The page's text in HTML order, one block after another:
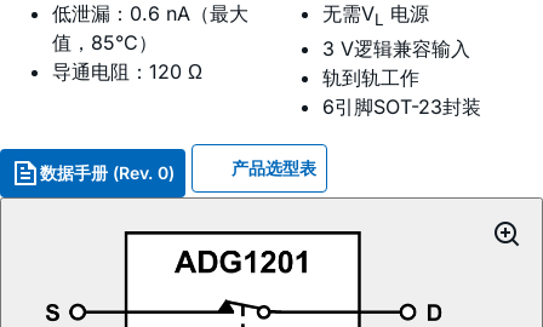
低泄漏：0.6 nA（最大
值，85°C）
导通电阻：120 Ω
无需VL 电源
3 V逻辑兼容输入
轨到轨工作
6引脚SOT-23封装
数据手册 (Rev. 0) 产品选型表